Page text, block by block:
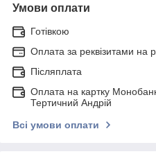
Умови оплати
Готівкою
Оплата за реквізитами на
Післяплата
Оплата на картку
Тертичний Андрій
Всі умови оплати